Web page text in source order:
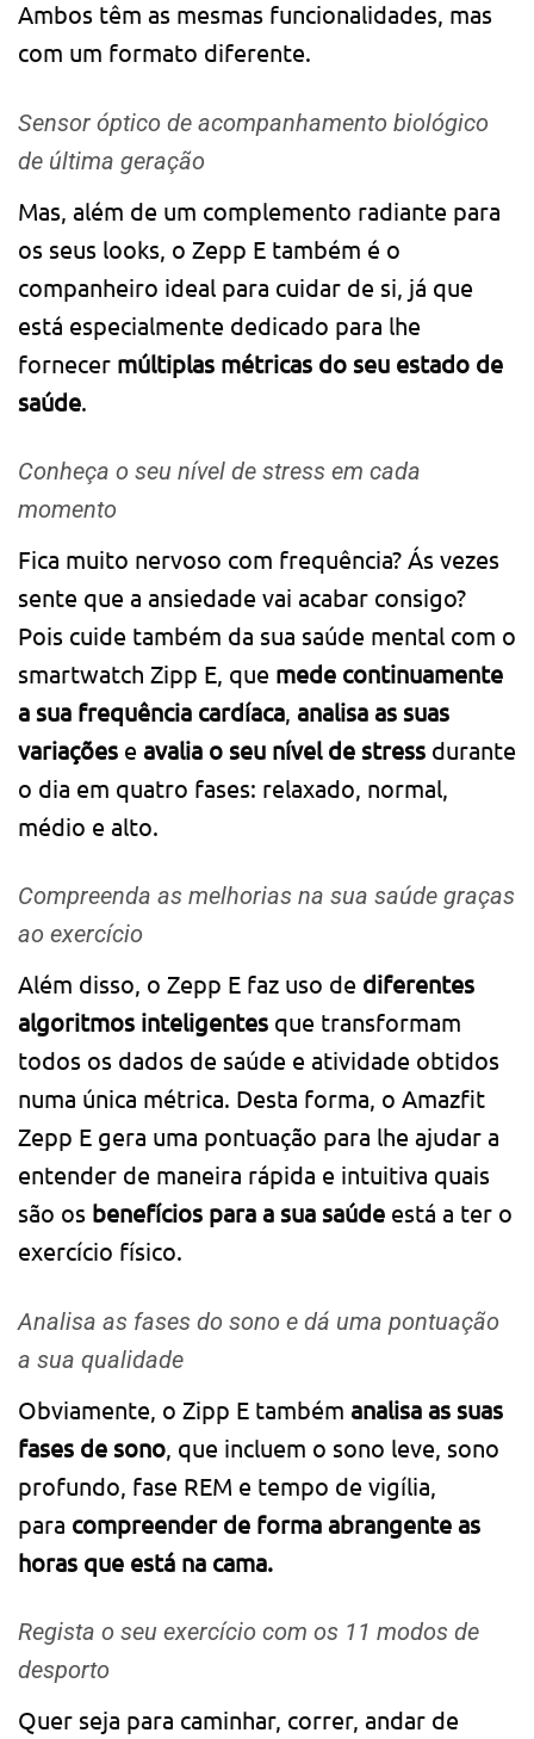
Ambos têm as mesmas funcionalidades, mas
com um formato diferente.
Sensor óptico de acompanhamento biológico
de última geração
Mas, além de um complemento radiante para
os seus looks, o Zepp E também é o
companheiro ideal para cuidar de si, já que
está especialmente dedicado para lhe
fornecer múltiplas métricas do seu estado de
saúde.
Conheça o seu nível de stress em cada
momento
Fica muito nervoso com frequência? Ás vezes
sente que a ansiedade vai acabar consigo?
Pois cuide também da sua saúde mental com o
smartwatch Zipp E, que mede continuamente
a sua frequência cardíaca, analisa as suas
variações e avalia o seu nível de stress durante
o dia em quatro fases: relaxado, normal,
médio e alto.
Compreenda as melhorias na sua saúde graças
ao exercício
Além disso, o Zepp E faz uso de diferentes
algoritmos inteligentes que transformam
todos os dados de saúde e atividade obtidos
numa única métrica. Desta forma, o Amazfit
Zepp E gera uma pontuação para lhe ajudar a
entender de maneira rápida e intuitiva quais
são os benefícios para a sua saúde está a ter o
exercício físico.
Analisa as fases do sono e dá uma pontuação
a sua qualidade
Obviamente, o Zipp E também analisa as suas
fases de sono , que incluem o sono leve, sono
profundo, fase REM e tempo de vigília,
para compreender de forma abrangente as
horas que está na cama.
Regista o seu exercício com os 11 modos de
desporto
Quer seja para caminhar, correr, andar de